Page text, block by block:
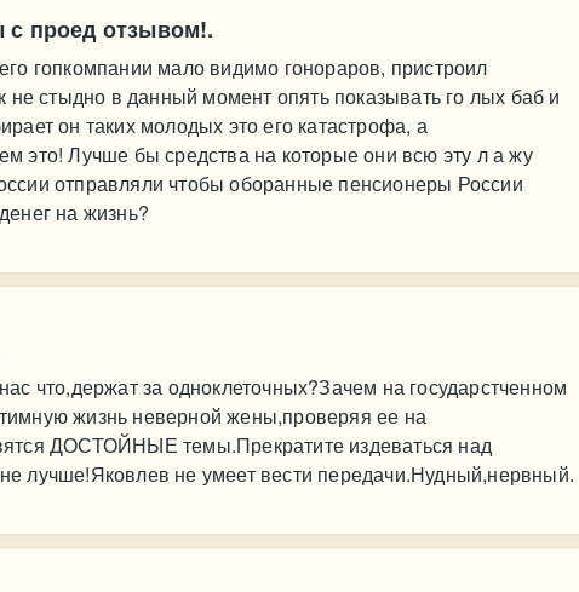
проед отзывом!.
гопкомпании мало видимо гонораров, пристроил
не стыдно в данный момент опять показывать го лых баб и
он таких молодых это его катастрофа, а
это! Лучше бы средства на которые они всю эту л а жу
отправляли чтобы оборанные пенсионеры России
на жизнь?
что,держат за одноклеточных?Зачем на государстченном
жизнь неверной жены,проверяя ее на
ДОСТОЙНЫЕ темы.Прекратите издеваться над
лучше!Яковлев не умеет вести передачи.Нудный,нервный.